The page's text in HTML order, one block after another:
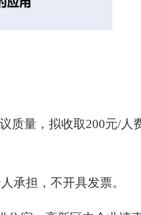
质量，拟收取200元/人
承担，不开具发票。